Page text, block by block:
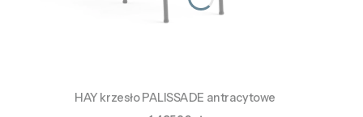
HAY krzesło PALISSADE antracytowe